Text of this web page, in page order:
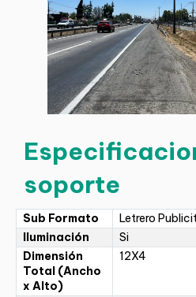
soporte
Sub Formato
Letrero
Iluminación
Si
Dimensión
Total (Ancho
x Alto)
12X4